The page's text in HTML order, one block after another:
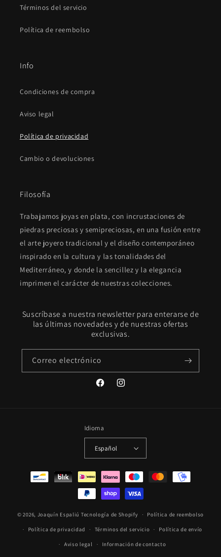
Términos del servicio
Política de reembolso
Info
Condiciones de compra
Aviso legal
Política de privacidad
Cambio o devoluciones
Filosofía
Trabajamos joyas en plata, con incrustaciones de
piedras preciosas y semipreciosas, en una fusión entre
el arte joyero tradicional y el diseño contemporáneo
inspirado en la cultura y las tonalidades del
Mediterráneo, y donde la sencillez y la elegancia
imprimen el carácter de nuestras colecciones.
Suscríbase a nuestra newsletter para enterarse de
las últimas novedades y de nuestras ofertas
exclusivas.
Correo electrónico
FacebookInstagram
Idioma
Español
Formas
© 2026, Joaquín Espaliú Tecnología de Shopify Política de reembolso
Política de privacidad Términos del servicio Política de envío
Aviso legal Información de contacto